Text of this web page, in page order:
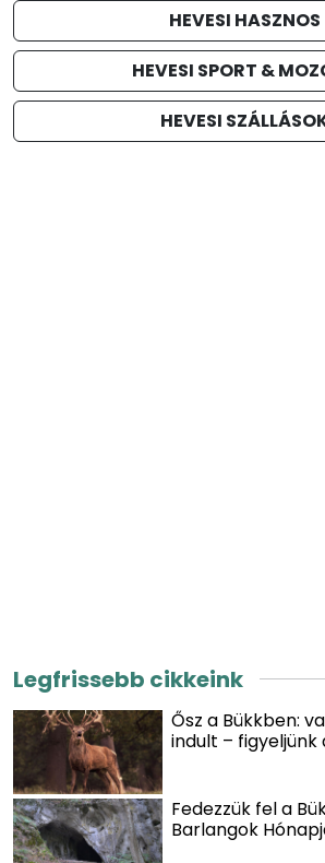
HEVESI HASZNOS
HEVESI SPORT &
HEVESI
Legfrissebb cikkeink
Ősz a Bükkben:
indult – figyeljünk
Fedezzük fel a
Barlangok